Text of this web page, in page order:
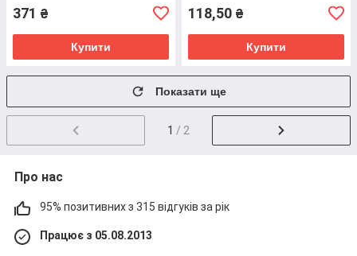
ПЕРЕВАГИ У ЦІНІ
прямі поставки від відомих європейських брендів,
оминаючи посередників. У нас лише оригінальна
продукція перевірених марок.
371 ₴
Купити
118,50 ₴
Купити
Показати ще
1 / 2
Про нас
95% позитивних з 315 відгуків за рік
Працює з 05.08.2013